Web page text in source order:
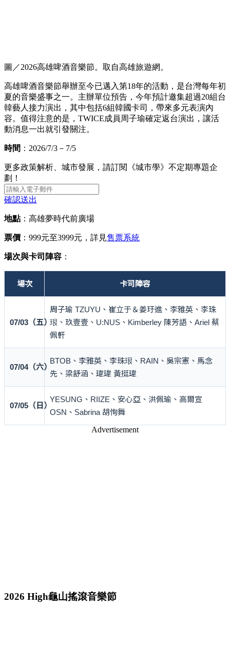
圖／2026高雄啤酒音樂節。取自高雄旅遊網。
高雄啤酒音樂節舉辦至今已邁入第18年的活動，是台灣每年初
夏的音樂盛事之一。主辦單位預告，今年預計邀集超過20組台
韓藝人接力演出，其中包括6組韓國卡司，帶來多元表演內
容。值得注意的是，TWICE成員周子瑜確定返台演出，讓活
動消息一出就引發關注。
時間 ：2026/7/3－7/5
更多政策解析、城市發展，請訂閱《城市學》不定期專題企
劃！
確認送出
地點：高雄夢時代前廣場
票價 ：999元至3999元，詳見售票系統
場次與卡司陣容 ：
場次 卡司陣容
07/03（五）
周子瑜 TZUYU、崔立于＆姜玗進、李雅英、李珠
珢、玖壹壹、U:NUS、Kimberley 陳芳語、Ariel 蔡
佩軒
07/04（六）
BTOB、李雅英、李珠珢、RAIN、吳宗憲、馬念
先、梁舒涵、瑋瑋 黃挺瑋
07/05（日）
YESUNG、RIIZE、安心亞、洪佩瑜、高爾宣
OSN、Sabrina 胡恂舞
Advertisement
2026 High龜山搖滾音樂節